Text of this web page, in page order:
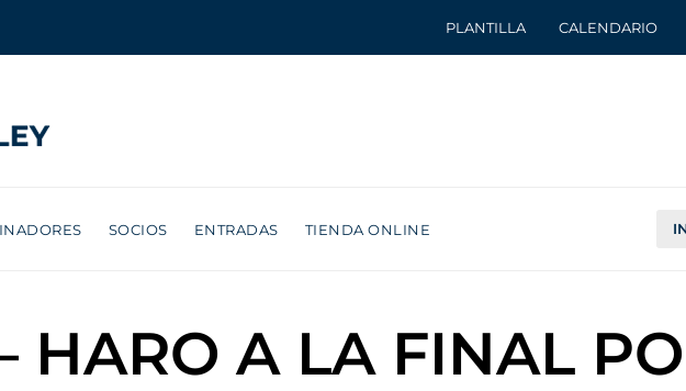
PLANTILLA CALENDARIO
SOCIOS ENTRADAS TIENDA ONLINE
HARO A LA FINAL